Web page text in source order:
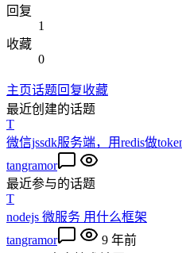
回复
1
收藏
0
主页话题回复收藏
最近创建的话题
T
微信jssdk服务端，用redis做
tangramor
最近参与的话题
T
nodejs 微服务 用什么框架
tangramor
9 年前